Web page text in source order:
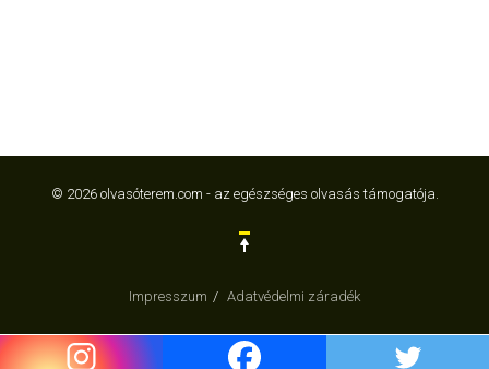
© 2026 olvasóterem.com - az egészséges olvasás támogatója.
Impresszum Adatvédelmi záradék